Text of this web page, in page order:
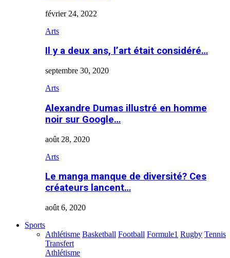
février 24, 2022
Arts
Il y a deux ans, l’art était considéré…
septembre 30, 2020
Arts
Alexandre Dumas illustré en homme
noir sur Google…
août 28, 2020
Arts
Le manga manque de diversité? Ces
créateurs lancent…
août 6, 2020
Sports
Athlétisme Basketball Football Formule1 Rugby Tennis
Transfert
Athlétisme